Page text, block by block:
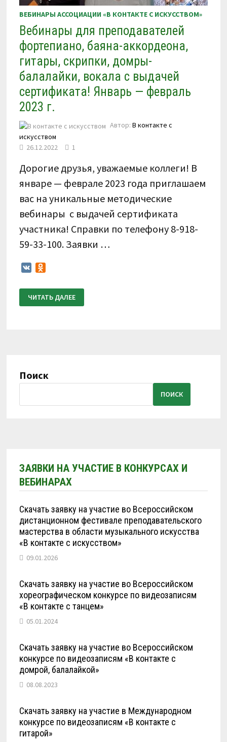
ВЕБИНАРЫ АССОЦИАЦИИ «В КОНТАКТЕ С ИСКУССТВОМ»
Вебинары для преподавателей
фортепиано, баяна-аккордеона,
гитары, скрипки, домры-
балалайки, вокала с выдачей
сертификата! Январь — февраль
2023 г.
Автор:В контакте с
искусством
26.12.2022
1
Дорогие друзья, уважаемые коллеги! В
январе — феврале 2023 года приглашаем
вас на уникальные методические
вебинары с выдачей сертификата
участника! Справки по телефону 8-918-
59-33-100. Заявки …
VK
ДЛЯ
ПРЕПОДАВАТЕЛЕЙ
ВЫДАЧЕЙ
СЕРТИФИКАТА!
ФЕВРАЛЬ
ЧИТАТЬ ДАЛЕЕ
Поиск
ПОИСК
ЗАЯВКИ НА УЧАСТИЕ В КОНКУРСАХ И
ВЕБИНАРАХ
Скачать заявку на участие во Всероссийском
дистанционном фестивале преподавательского
мастерства в области музыкального искусства
«В контакте с искусством»
09.01.2026
Скачать заявку на участие во Всероссийском
хореографическом конкурсе по видеозаписям
«В контакте с танцем»
05.01.2024
Скачать заявку на участие во Всероссийском
конкурсе по видеозаписям «В контакте с
домрой, балалайкой»
08.08.2023
Скачать заявку на участие в Международном
конкурсе по видеозаписям «В контакте с
гитарой»